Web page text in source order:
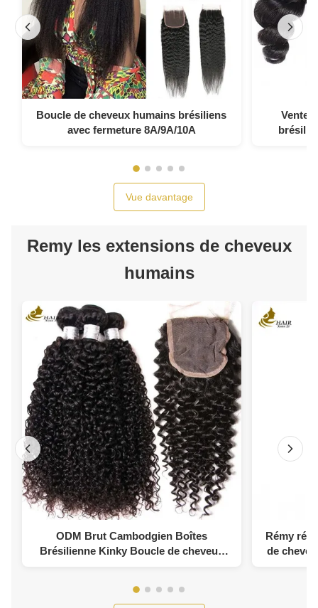
Boucle de cheveux humains brésiliens
avec fermeture 8A/9A/10A
Ventes
Vue davantage
Remy les extensions de cheveux
humains
ODM Brut Cambodgien Boîtes
Brésilienne Kinky Boucle de cheveux
Rémy
de